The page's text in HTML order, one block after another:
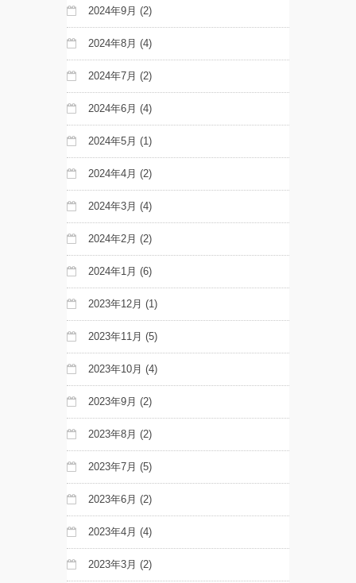
2024年9月 (2)
2024年8月 (4)
2024年7月 (2)
2024年6月 (4)
2024年5月 (1)
2024年4月 (2)
2024年3月 (4)
2024年2月 (2)
2024年1月 (6)
2023年12月 (1)
2023年11月 (5)
2023年10月 (4)
2023年9月 (2)
2023年8月 (2)
2023年7月 (5)
2023年6月 (2)
2023年4月 (4)
2023年3月 (2)